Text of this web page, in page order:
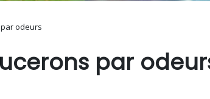
odeurs
par